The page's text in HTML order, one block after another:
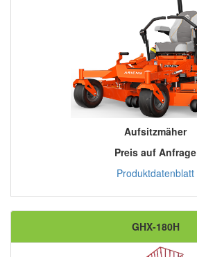
Aufsitzmäher
Preis auf Anfrage
Produktdatenblatt
GHX-180H